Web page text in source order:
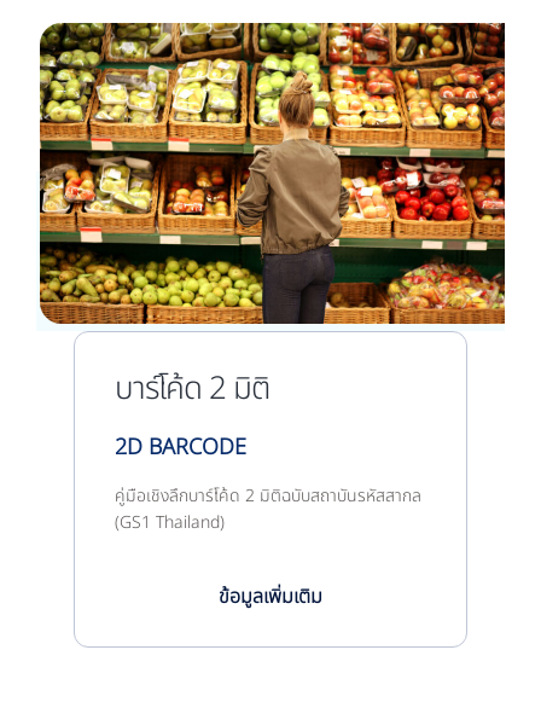
บาร์โค้ด 2 มิติ
2D BARCODE
คู่มือเชิงลึกบาร์โค้ด 2 มิติฉบับสถาบันรหัสสากล
(GS1 Thailand)
ข้อมูลเพิ่มเติม